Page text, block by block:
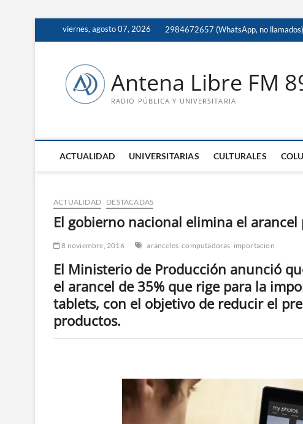
viernes, agosto 07, 2026 2984672657 (WhatsApp, no llamados)
Antena Libre FM
RADIO PÚBLICA Y UNIVERSITARIA
ACTUALIDAD UNIVERSITARIAS CULTURALES
ACTUALIDAD DESTACADAS
El gobierno nacional elimina el
8 noviembre, 2016 aranceles computadoras importacion
El Ministerio de Producción anunció
el arancel de 35% que rige para la
tablets, con el objetivo de reducir el
productos.